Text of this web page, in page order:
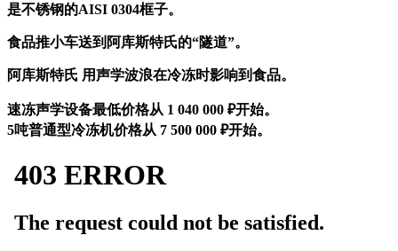
是不锈钢的AISI 0304框子。
食品推小车送到阿库斯特氏的“隧道”。
阿库斯特氏 用声学波浪在冷冻时影响到食品。
速冻声学设备最低价格从 1 040 000 ₽开始。
5吨普通型冷冻机价格从 7 500 000 ₽开始。